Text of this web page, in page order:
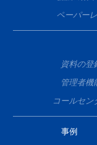
ペーパー
資料の登
管理者機
コールセン
事例